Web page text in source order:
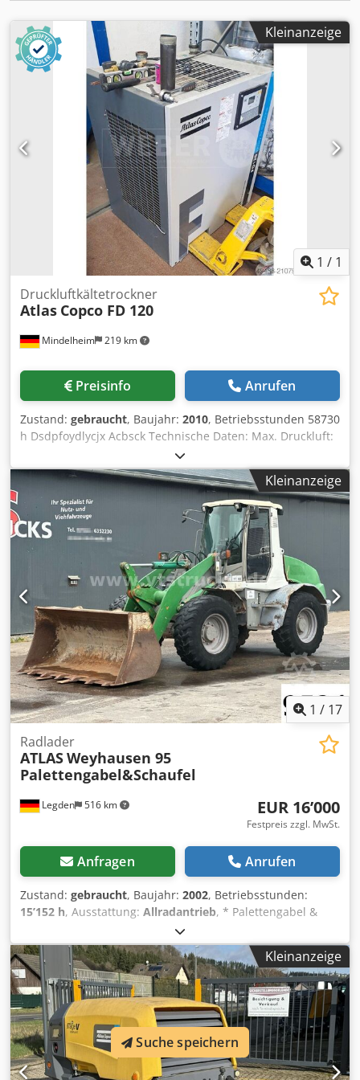
Kleinanzeige
1 / 1
Mindelheim 219 km
Druckluftkältetrockner
Atlas Copco FD 120
Preisinfo Anrufen
Zustand: gebraucht, Baujahr: 2010, Betriebsstunden 58730
h Dsdpfoydlycjx Acbsck Technische Daten: Max. Druckluft:
14 bar Umgebungstemperatur, max.: 50°C Kältemittel:
R410A, 0,86 kg Anschluss: 230 V Gewicht, ca.: 154 kg
Kleinanzeige
1 / 17
Legden 516 km
Radlader
ATLASWeyhausen 95
Palettengabel&Schaufel
EUR 16’000
Festpreis zzgl. MwSt.
Anfragen Anrufen
Zustand: gebraucht, Baujahr: 2002, Betriebsstunden:
15’152 h, Ausstattung: Allradantrieb, * Palettengabel &
Schaufel * geschl. Kabine * Hydraulik Vorne *
Motorleistung 74kW * Baujahr: 2002 * Arbeitsscheinwerfer
----Interne Fahrzeugnummer 9531----
Irrtümer&Zwischenverkauf vorbehalten Dodpfx Acjzp
Ddpebock WhatsApp-Support verfügbar! Bei Fragen zum
Fahrzeug oder für weitere Infos schreiben Sie uns gerne
bequem per WhatsApp Whatsapp Deutsch, Englisch --
Whatsapp Deutsch, Englisch, Arabisch
Kleinanzeige
Suche speichern